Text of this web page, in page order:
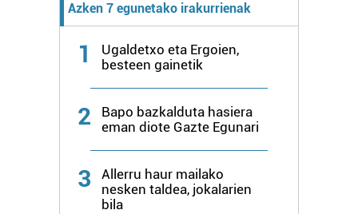
Azken 7 egunetako irakurrienak
1
Ugaldetxo eta Ergoien,
besteen gainetik
2
Bapo bazkalduta hasiera
eman diote Gazte Egunari
3
Allerru haur mailako
nesken taldea, jokalarien
bila